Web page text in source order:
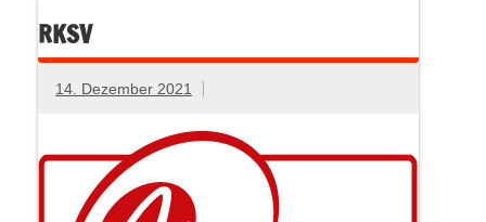
RKSV
14. Dezember 2021